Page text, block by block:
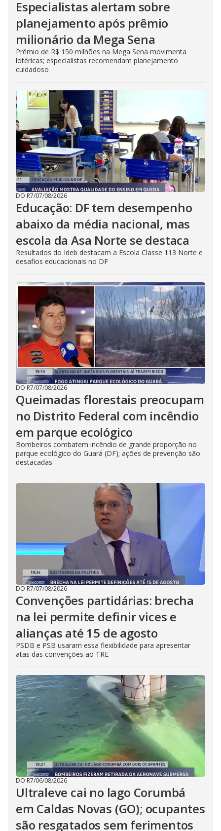
Especialistas alertam sobre
planejamento após prêmio
milionário da Mega Sena
Prêmio de R$ 150 milhões na Mega Sena movimenta
lotéricas; especialistas recomendam planejamento
cuidadoso
DO R7/07/08/2026
Educação: DF tem desempenho
abaixo da média nacional, mas
escola da Asa Norte se destaca
Resultados do Ideb destacam a Escola Classe 113 Norte e
desafios educacionais no DF
DO R7/07/08/2026
Queimadas florestais preocupam
no Distrito Federal com incêndio
em parque ecológico
Bombeiros combatem incêndio de grande proporção no
parque ecológico do Guará (DF); ações de prevenção são
destacadas
DO R7/07/08/2026
Convenções partidárias: brecha
na lei permite definir vices e
alianças até 15 de agosto
PSDB e PSB usaram essa flexibilidade para apresentar
atas das convenções ao TRE
DO R7/06/08/2026
Ultraleve cai no lago Corumbá
em Caldas Novas (GO); ocupantes
são resgatados sem ferimentos